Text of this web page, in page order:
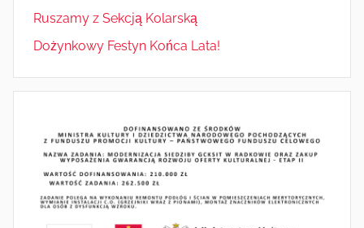
Ruszamy z Sekcją Kolarską
Dożynkowy Festyn Końca Lata!